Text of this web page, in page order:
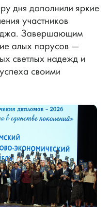
дня дополнили яркие
участников
Завершающим
алых парусов —
светлых надежд и
своими